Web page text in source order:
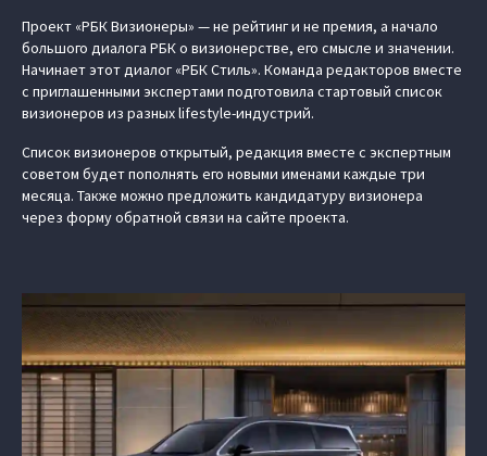
Проект «РБК Визионеры» — не рейтинг и не премия, а начало
большого диалога РБК о визионерстве, его смысле и значении.
Начинает этот диалог «РБК Стиль». Команда редакторов вместе
с приглашенными экспертами подготовила стартовый список
визионеров из разных lifestyle-индустрий.
Список визионеров открытый, редакция вместе с экспертным
советом будет пополнять его новыми именами каждые три
месяца. Также можно предложить кандидатуру визионера
через форму обратной связи на сайте проекта.